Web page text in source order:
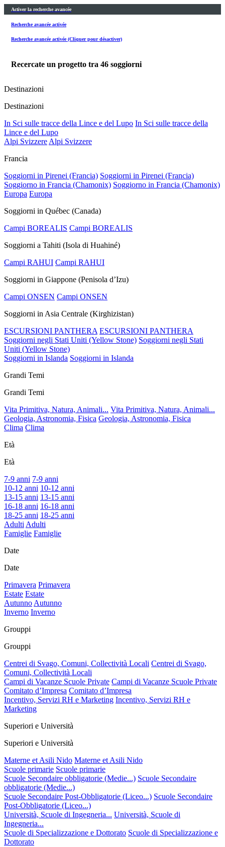
Activer la recherche avancée
Recherche avancée activée
Recherche avancée activée (Cliquer pour désactiver)
Recercate un progetto tra 46 soggiorni
Destinazioni
Destinazioni
In Sci sulle tracce della Lince e del Lupo In Sci sulle tracce della
Lince e del Lupo
Alpi SvizzereAlpi Svizzere
Francia
Soggiorni in Pirenei (Francia) Soggiorni in Pirenei (Francia)
Soggiorno in Francia (Chamonix) Soggiorno in Francia (Chamonix)
Europa Europa
Soggiorni in Québec (Canada)
Campi BOREALIS Campi BOREALIS
Soggiorni a Tahiti (Isola di Huahiné)
Campi RAHUI Campi RAHUI
Soggiorni in Giappone (Penisola d’Izu)
Campi ONSEN Campi ONSEN
Soggiorni in Asia Centrale (Kirghizistan)
ESCURSIONI PANTHERA ESCURSIONI PANTHERA
Soggiorni negli Stati Uniti (Yellow Stone) Soggiorni negli Stati
Uniti (Yellow Stone)
Soggiorni in Islanda Soggiorni in Islanda
Grandi Temi
Grandi Temi
Vita Primitiva, Natura, Animali... Vita Primitiva, Natura, Animali...
Geologia, Astronomia, Fisica Geologia, Astronomia, Fisica
Clima Clima
Età
Età
7-9 anni 7-9 anni
10-12 anni 10-12 anni
13-15 anni 13-15 anni
16-18 anni 16-18 anni
18-25 anni 18-25 anni
AdultiAdulti
Famiglie Famiglie
Date
Date
Primavera Primavera
Estate Estate
AutunnoAutunno
Inverno Inverno
Grouppi
Grouppi
Centrei di Svago, Comuni, Collectività Locali Centrei di Svago,
Comuni, Collectività Locali
Campi di Vacanze Scuole Private Campi di Vacanze Scuole Private
Comitato d’Impresa Comitato d’Impresa
Incentivo, Servizi RH e Marketing Incentivo, Servizi RH e
Marketing
Superiori e Università
Superiori e Università
Materne et Asili Nido Materne et Asili Nido
Scuole primarie Scuole primarie
Scuole Secondaire obbligatorie (Medie...) Scuole Secondaire
obbligatorie (Medie...)
Scuole Secondaire Post-Obbligatorie (Liceo...) Scuole Secondaire
Post-Obbligatorie (Liceo...)
Università, Scuole di Ingegneria... Università, Scuole di
Ingegneria...
Scuole di Specializzazione e Dottorato Scuole di Specializzazione e
Dottorato